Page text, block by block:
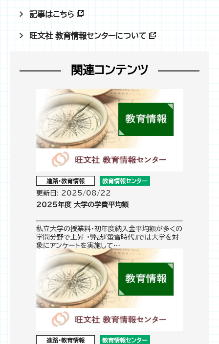
記事はこちら
旺文社 教育情報センターについて
関連コンテンツ
進路・教育情報 教育情報センター
更新日: 2025/08/22
2025年度 大学の学費平均額
私立大学の授業料・初年度納入金平均額が多くの
学問分野で上昇 ・弊誌『螢雪時代』では大学を対
象にアンケートを実施して…
進路・教育情報 教育情報センター